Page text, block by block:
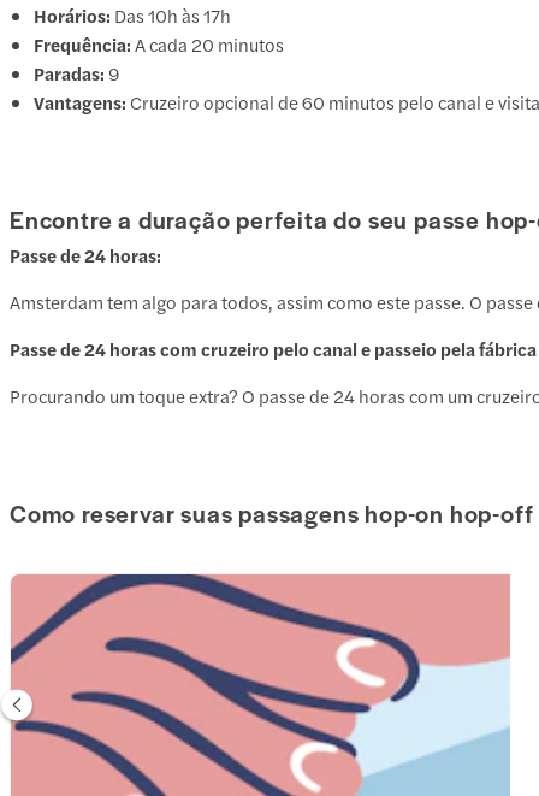
Horários: Das 10h às 17h
Frequência:A cada 20 minutos
Paradas: 9
Vantagens: Cruzeiro opcional de 60 minutos pelo canal e
Encontre a duração perfeita do seu passe
Passe de 24 horas:
Amsterdam tem algo para todos, assim como este passe. O
Passe de 24 horas com cruzeiro pelo canal e passeio pela
Procurando um toque extra? O passe de 24 horas com um
Como reservar suas passagens hop-on hop-off